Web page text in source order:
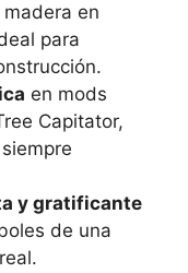
en
para
en mods
Capitator,
y gratificante
de una